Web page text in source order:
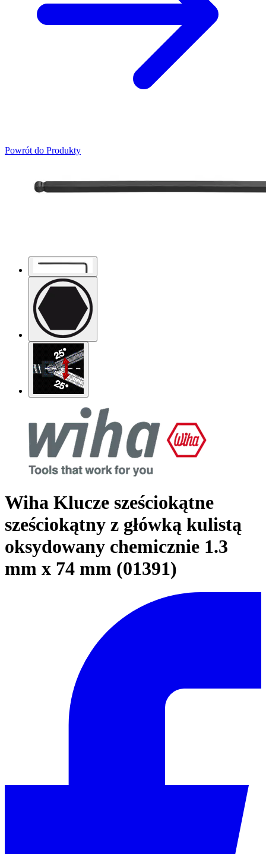
Powrót do Produkty
Wiha Klucze sześciokątne
sześciokątny z główką kulistą
oksydowany chemicznie 1.3
mm x 74 mm (01391)